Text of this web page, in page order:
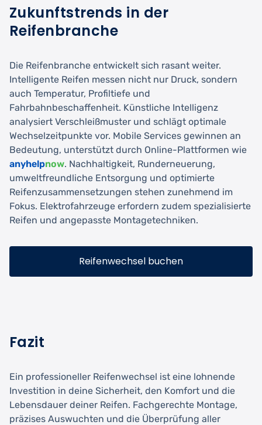
Zukunftstrends in der
Reifenbranche
Die Reifenbranche entwickelt sich rasant weiter.
Intelligente Reifen messen nicht nur Druck, sondern
auch Temperatur, Profiltiefe und
Fahrbahnbeschaffenheit. Künstliche Intelligenz
analysiert Verschleißmuster und schlägt optimale
Wechselzeitpunkte vor. Mobile Services gewinnen an
Bedeutung, unterstützt durch Online-Plattformen wie
anyhelpnow. Nachhaltigkeit, Runderneuerung,
umweltfreundliche Entsorgung und optimierte
Reifenzusammensetzungen stehen zunehmend im
Fokus. Elektrofahrzeuge erfordern zudem spezialisierte
Reifen und angepasste Montagetechniken.
Reifenwechsel buchen
Fazit
Ein professioneller Reifenwechsel ist eine lohnende
Investition in deine Sicherheit, den Komfort und die
Lebensdauer deiner Reifen. Fachgerechte Montage,
präzises Auswuchten und die Überprüfung aller